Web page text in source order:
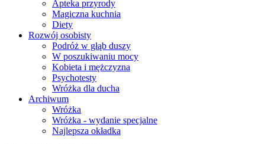
Apteka przyrody
Magiczna kuchnia
Diety
Rozwój osobisty
Podróż w głąb duszy
W poszukiwaniu mocy
Kobieta i mężczyzna
Psychotesty
Wróżka dla ducha
Archiwum
Wróżka
Wróżka - wydanie specjalne
Najlepsza okładka